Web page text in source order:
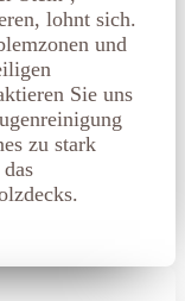
lohnt sich.
und
Sie uns
zu stark